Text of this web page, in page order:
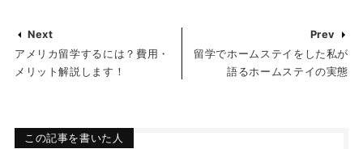
Next
アメリカ留学するには？費用・
メリット解説します！
Prev
留学でホームステイをした私が
語るホームステイの実態
この記事を書いた人